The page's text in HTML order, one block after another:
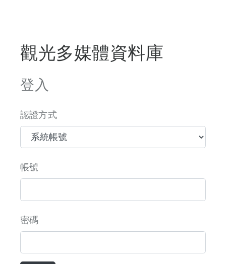
觀光多媒體資料庫
登入
認證方式
帳號
密碼